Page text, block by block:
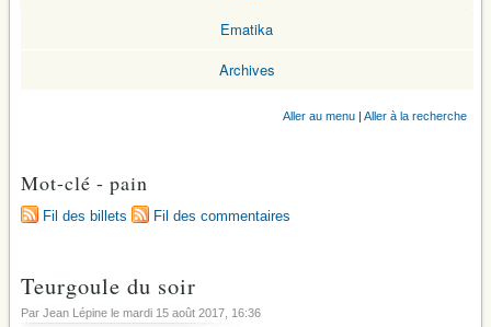
Ematika
Archives
Aller au menu |Aller à la recherche
Mot-clé - pain
Fil des billets Fil des commentaires
Teurgoule du soir
Par Jean Lépine lemardi 15 août 2017 , 16:36